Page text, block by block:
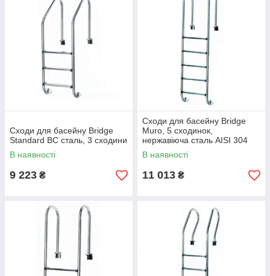
Сходи для басейну Bridge
Standard BC сталь, 3 сходини
В наявності
9 223 ₴
Сходи для басейну Bridge
Muro, 5 сходинок,
нержавіюча сталь AISI 304
В наявності
11 013 ₴